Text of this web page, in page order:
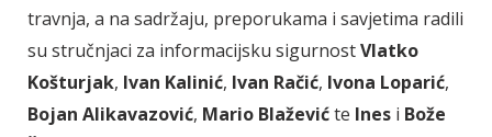
travnja, a na sadržaju, preporukama i savjetima radili
su stručnjaci za informacijsku sigurnostVlatko
Košturjak, Ivan Kalinić, Ivan Račić, Ivona Loparić,
Bojan Alikavazović, Mario Blaževićte Ines i Bože